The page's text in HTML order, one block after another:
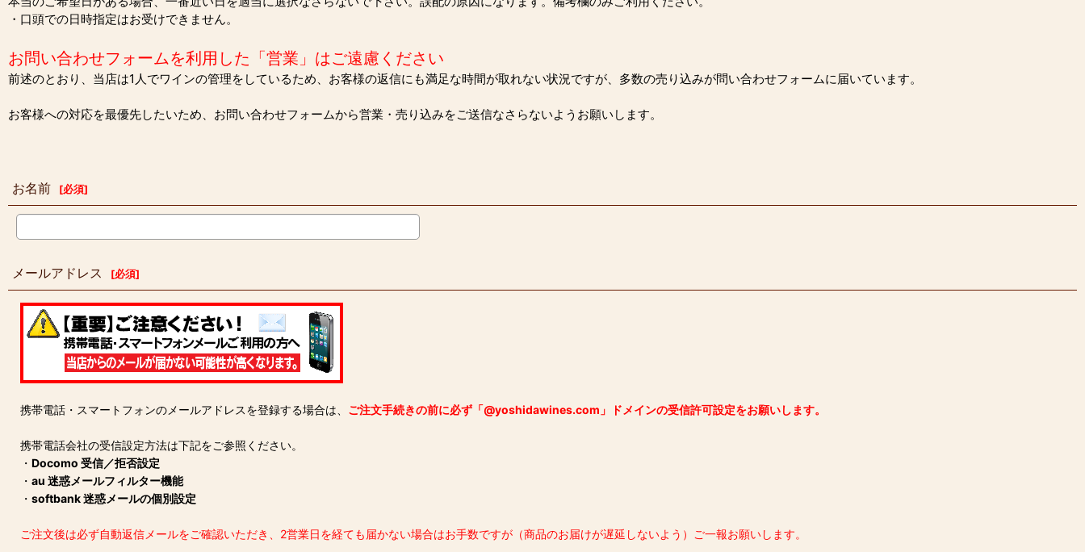
・口頭での日時指定はお受けできません。
お問い合わせフォームを利用した「営業」はご遠慮ください
前述のとおり、当店は1人でワインの管理をしているため、お客様の返信にも満足な時間が取れない状況ですが、多数の売り込みが問い合わせフォームに届いています。
お客様への対応を最優先したいため、お問い合わせフォームから営業・売り込みをご送信なさらないようお願いします。
お名前 [必須]
メールアドレス [必須]
携帯電話・スマートフォンのメールアドレスを登録する場合は、 ご注文手続きの前に必ず「@yoshidawines.com」ドメインの受信許可設定をお願いします。
携帯電話会社の受信設定方法は下記をご参照ください。
・ Docomo 受信／拒否設定
・ au 迷惑メールフィルター機能
・ softbank 迷惑メールの個別設定
ご注文後は必ず自動返信メールをご確認いただき、2営業日を経ても届かない場合はお手数ですが（商品のお届けが遅延しないよう）ご一報お願いします。